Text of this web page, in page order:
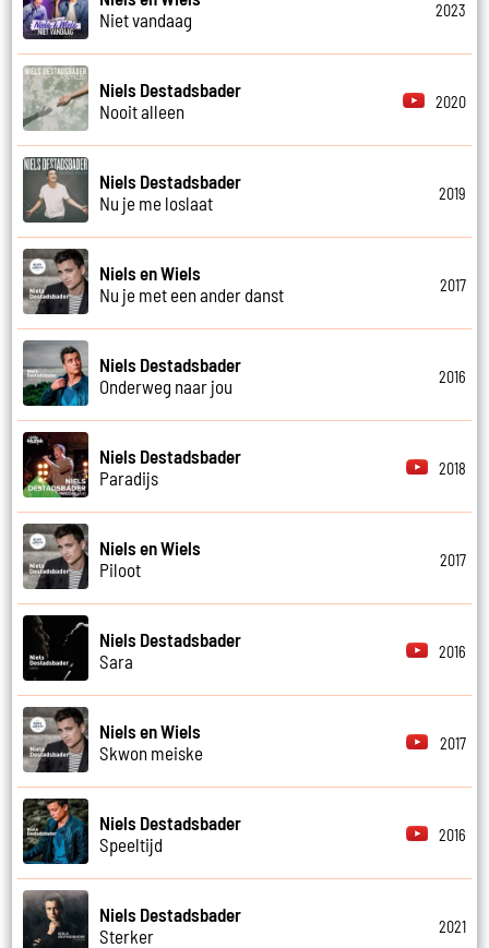
Niet vandaag
2023
Niels Destadsbader
Nooit alleen
2020
Niels Destadsbader
Nu je me loslaat
2019
Niels en Wiels
Nu je met een ander danst
2017
Niels Destadsbader
Onderweg naar jou
2016
Niels Destadsbader
Paradijs
2018
Niels en Wiels
Piloot
2017
Niels Destadsbader
Sara
2016
Niels en Wiels
Skwon meiske
2017
Niels Destadsbader
Speeltijd
2016
Niels Destadsbader
Sterker
2021